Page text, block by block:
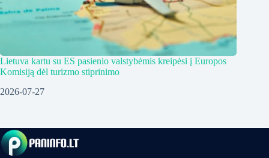
Lietuva kartu su ES pasienio valstybėmis kreipėsi į Europos
Komisiją dėl turizmo stiprinimo
2026-07-27